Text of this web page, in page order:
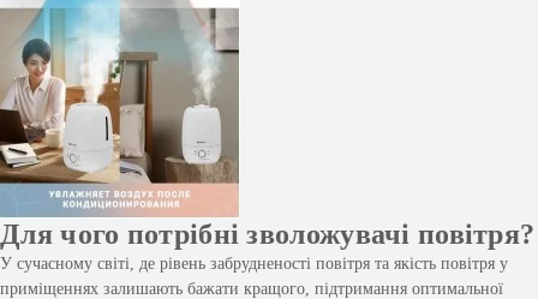
Для чого потрібні зволожувачі повітря?
У сучасному світі, де рівень забрудненості повітря та якість повітря у
приміщеннях залишають бажати кращого, підтримання оптимальної